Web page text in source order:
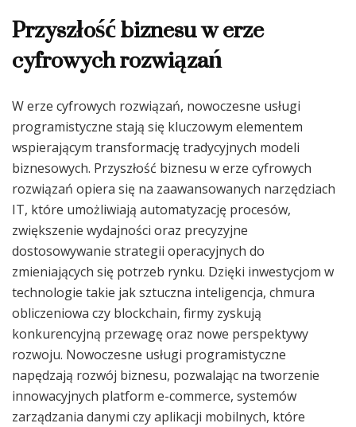
Przyszłość biznesu w erze
cyfrowych rozwiązań
W erze cyfrowych rozwiązań, nowoczesne usługi
programistyczne stają się kluczowym elementem
wspierającym transformację tradycyjnych modeli
biznesowych. Przyszłość biznesu w erze cyfrowych
rozwiązań opiera się na zaawansowanych narzędziach
IT, które umożliwiają automatyzację procesów,
zwiększenie wydajności oraz precyzyjne
dostosowywanie strategii operacyjnych do
zmieniających się potrzeb rynku. Dzięki inwestycjom w
technologie takie jak sztuczna inteligencja, chmura
obliczeniowa czy blockchain, firmy zyskują
konkurencyjną przewagę oraz nowe perspektywy
rozwoju. Nowoczesne usługi programistyczne
napędzają rozwój biznesu, pozwalając na tworzenie
innowacyjnych platform e-commerce, systemów
zarządzania danymi czy aplikacji mobilnych, które